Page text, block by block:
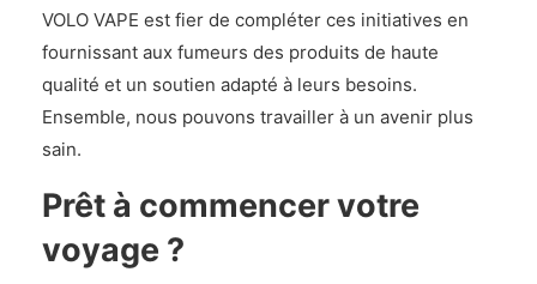
VOLO VAPE est fier de compléter ces initiatives en
fournissant aux fumeurs des produits de haute
qualité et un soutien adapté à leurs besoins.
Ensemble, nous pouvons travailler à un avenir plus
sain.
Prêt à commencer votre
voyage ?